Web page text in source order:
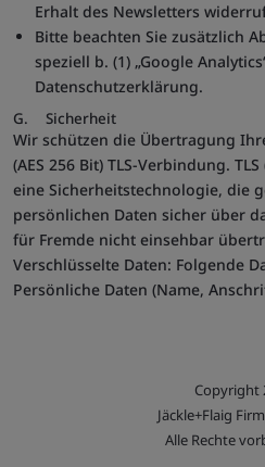
Erhalt des Newsletters
Bitte beachten Sie zusätzlich
speziell b. (1) „Google
Datenschutzerklärung.
G. Sicherheit
Wir schützen die Übertragung
(AES 256 Bit) TLS-Verbindung.
eine Sicherheitstechnologie, die
persönlichen Daten sicher über
für Fremde nicht einsehbar
Verschlüsselte Daten: Folgende
Persönliche Daten (Name,
Copyright
Jäckle+Flaig
Alle Rechte